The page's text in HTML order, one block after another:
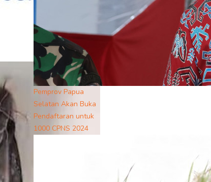
Pemprov Papua
Selatan Akan Buka
Pendaftaran untuk
1000 CPNS 2024